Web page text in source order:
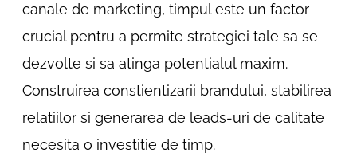
canale de marketing, timpul este un factor
crucial pentru a permite strategiei tale sa se
dezvolte si sa atinga potentialul maxim.
Construirea constientizarii brandului, stabilirea
relatiilor si generarea de leads-uri de calitate
necesita o investitie de timp.